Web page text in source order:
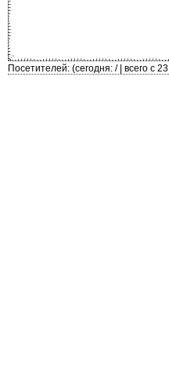
Посетителей: (сегодня: / | всего с